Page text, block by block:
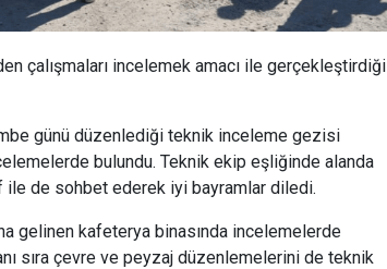
çalışmaları incelemek amacı ile gerçekleştirdiği
günü düzenlediği teknik inceleme gezisi
bulundu. Teknik ekip eşliğinde alanda
ile de sohbet ederek iyi bayramlar diledi.
gelinen kafeterya binasında incelemelerde
sıra çevre ve peyzaj düzenlemelerini de teknik